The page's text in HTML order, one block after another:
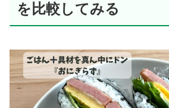
を比較してみる